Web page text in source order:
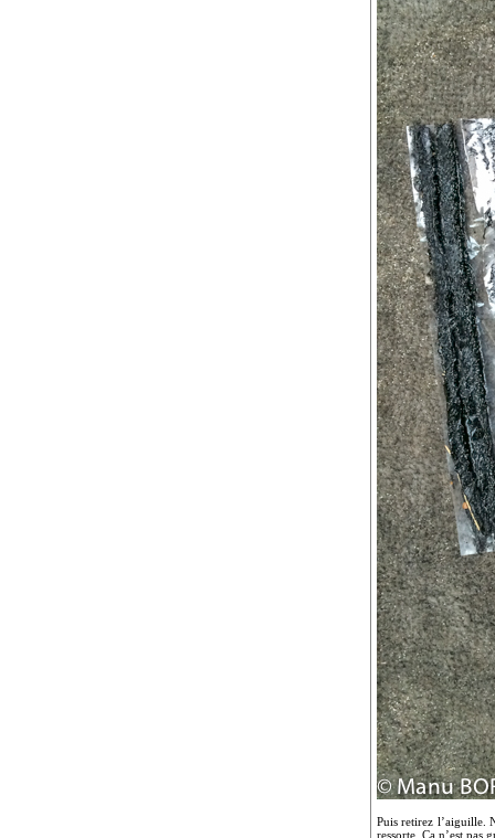
Puis retirez l’aiguille.
ressorte. Ça n’est pas